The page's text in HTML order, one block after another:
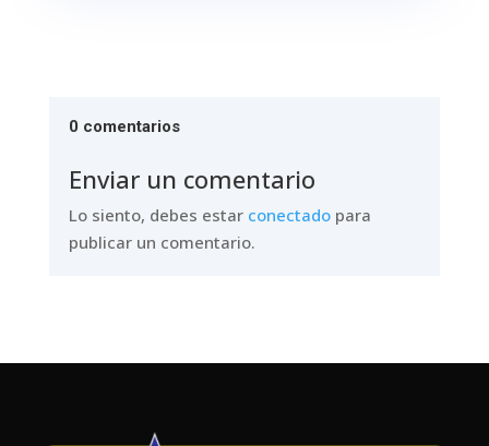
0 comentarios
Enviar un comentario
Lo siento, debes estar conectadopara
publicar un comentario.